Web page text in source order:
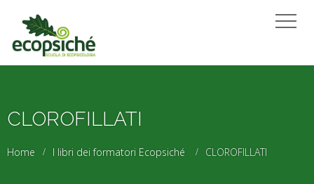
CLOROFILLATI
Home I libri dei formatori Ecopsiché CLOROFILLATI